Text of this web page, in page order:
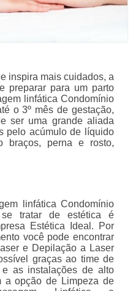
inspira mais cuidados, a
preparar para um parto
linfática Condomínio
o 3º mês de gestação,
ser uma grande aliada
pelo acúmulo de líquido
braços, perna e rosto,
linfática Condomínio
tratar de estética é
Estética Ideal. Por
você pode encontrar
e Depilação a Laser
graças ao time de
e as instalações de alto
a opção de Limpeza de